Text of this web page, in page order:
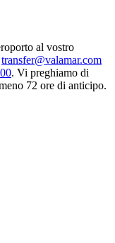
al vostro
transfer@valamar.com
. Vi preghiamo di
72 ore di anticipo.